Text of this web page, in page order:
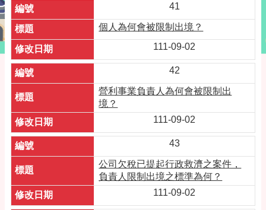
41
個人為何會被限制出境？
111-09-02
42
營利事業負責人為何會被限制出
境？
111-09-02
43
公司欠稅已提起行政救濟之案件，
負責人限制出境之標準為何？
111-09-02